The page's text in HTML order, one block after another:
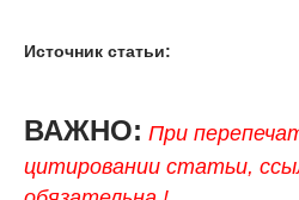
Источник статьи:
ВАЖНО: При
цитировании статьи,